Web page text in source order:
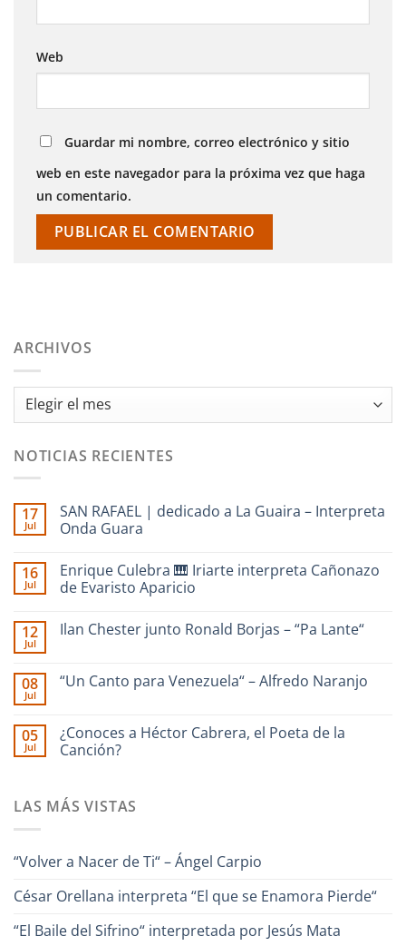
Web
Guardar mi nombre, correo electrónico y sitio
web en este navegador para la próxima vez que haga
un comentario.
ARCHIVOS
Archivos
NOTICIAS RECIENTES
17
Jul
SAN RAFAEL | dedicado a La Guaira – Interpreta
Onda Guara
comentarios
en
SAN
dedicado
–
Interpreta
16
Jul
Enrique Culebra 🎹 Iriarte interpreta Cañonazo
de Evaristo Aparicio
comentarios
🎹
Iriarte
de
Evaristo
Aparicio
12
Jul
Ilan Chester junto Ronald Borjas – “Pa Lante“
comentarios
en
Ronald
Borjas
–
08
Jul
“Un Canto para Venezuela“ – Alfredo Naranjo
comentarios
en
“Un
Canto
Alfredo
05
Jul
¿Conoces a Héctor Cabrera, el Poeta de la
Canción?
en
¿Conoces
el
la
LAS MÁS VISTAS
“Volver a Nacer de Ti“ – Ángel Carpio
César Orellana interpreta “El que se Enamora Pierde“
“El Baile del Sifrino“ interpretada por Jesús Mata